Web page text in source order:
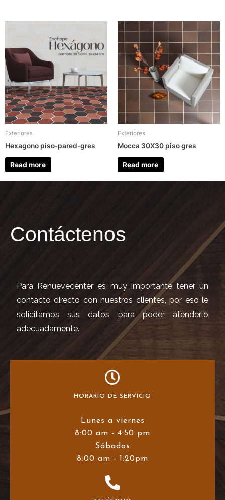
Exteriores
Hexagono piso-pared-gres
Read more
Exteriores
Mocca 30X30 piso gres
Read more
Contáctenos
Para Renuevecenter es muy importante tener un
contacto directo con nuestros clientes, por eso le
solicitamos sus datos para poder atenderlo
adecuadamente.
HORARIO DE SERVICIO
Lunes a viernes
8:00 am - 4:50 pm
Sábados
8:00 am - 1:20pm